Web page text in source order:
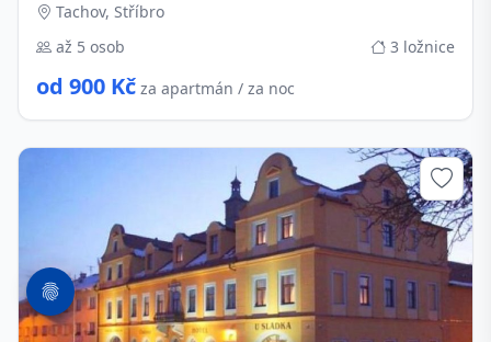
Tachov, Stříbro
až 5 osob
3 ložnice
od 900 Kč za apartmán / za noc